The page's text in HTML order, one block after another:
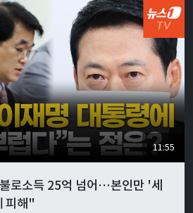
11:55
로소득 25억 넘어…본인만 '세
피해"